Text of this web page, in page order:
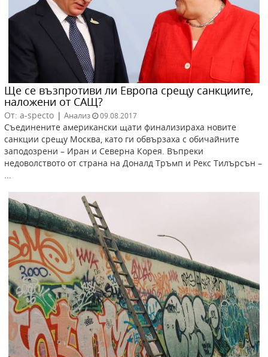
Ще се възпротиви ли Европа срещу санкциите,
наложени от САЩ?
От: a-specto | Анализ 09.08.2017
Съединените американски щати финализираха новите
санкции срещу Москва, като ги обвързаха с обичайните
заподозрени – Иран и Северна Корея. Въпреки
недоволството от страна на Доналд Тръмп и Рекс Тилърсън –
...